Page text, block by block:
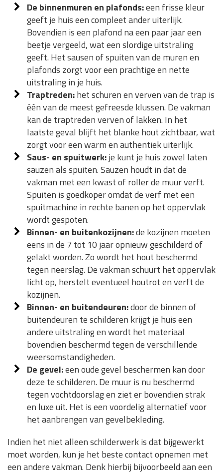
De binnenmuren en plafonds:een frisse kleur
geeft je huis een compleet ander uiterlijk.
Bovendien is een plafond na een paar jaar een
beetje vergeeld, wat een slordige uitstraling
geeft. Het sausen of spuiten van de muren en
plafonds zorgt voor een prachtige en nette
uitstraling in je huis.
Traptreden:het schuren en verven van de trap is
één van de meest gefreesde klussen. De vakman
kan de traptreden verven of lakken. In het
laatste geval blijft het blanke hout zichtbaar, wat
zorgt voor een warm en authentiek uiterlijk.
Saus- en spuitwerk:je kunt je huis zowel laten
sauzen als spuiten. Sauzen houdt in dat de
vakman met een kwast of roller de muur verft.
Spuiten is goedkoper omdat de verf met een
spuitmachine in rechte banen op het oppervlak
wordt gespoten.
Binnen- en buitenkozijnen:de kozijnen moeten
eens in de 7 tot 10 jaar opnieuw geschilderd of
gelakt worden. Zo wordt het hout beschermd
tegen neerslag. De vakman schuurt het oppervlak
licht op, herstelt eventueel houtrot en verft de
kozijnen.
Binnen- en buitendeuren:door de binnen of
buitendeuren te schilderen krijgt je huis een
andere uitstraling en wordt het materiaal
bovendien beschermd tegen de verschillende
weersomstandigheden.
De gevel:een oude gevel beschermen kan door
deze te schilderen. De muur is nu beschermd
tegen vochtdoorslag en ziet er bovendien strak
en luxe uit. Het is een voordelig alternatief voor
het aanbrengen van gevelbekleding.
Indien het niet alleen schilderwerk is dat bijgewerkt
moet worden, kun je het beste contact opnemen met
een andere vakman. Denk hierbij bijvoorbeeld aan een